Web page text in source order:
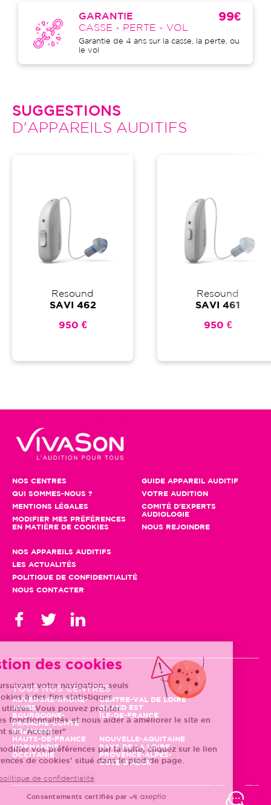
Gestion des cookies
En poursuivant votre navigation, seuls
des cookies à des fins statistiques
seront utilisés. Vous pouvez profiter
d'autres fonctionnalités et nous aider à améliorer le site en
cliquant sur "Accepter"
Pour modifier vos préférences par la suite, cliquez sur le lien
'Préférences de cookies' situé dans le pied de page.
Lire la politique de confidentialité
Consentements certifiés par
GARANTIE
CASSE - PERTE - VOL
99€
Garantie de 4 ans sur la casse, la perte, ou
le vol
SUGGESTIONS
D'APPAREILS AUDITIFS
Resound
SAVI 462
950 €
Resound
SAVI 461
950 €
NOS CENTRES
QUI SOMMES-NOUS ?
MENTIONS LÉGALES
MODIFIER MES PRÉFÉRENCES
EN MATIÈRE DE COOKIES
GUIDE APPAREIL AUDITIF
VOTRE AUDITION
COMITÉ D'EXPERTS
AUDIOLOGIE
NOUS REJOINDRE
NOS APPAREILS AUDITIFS
LES ACTUALITÉS
POLITIQUE DE CONFIDENTIALITÉ
NOUS CONTACTER
TOUS NOS CENTRES
AUVERGNE-RHÔNE-
ALPES
BOURGOGNE-
FRANCHE-COMTÉ
BRETAGNE
CENTRE-VAL DE LOIRE
GRAND EST
ÎLE-DE-FRANCE
HAUTS-DE-FRANCE
NORMANDIE
OCCITANIE
NOUVELLE-AQUITAINE
PAYS DE LA LOIRE
PROVENCE-ALPES-
CÔTE D'AZUR